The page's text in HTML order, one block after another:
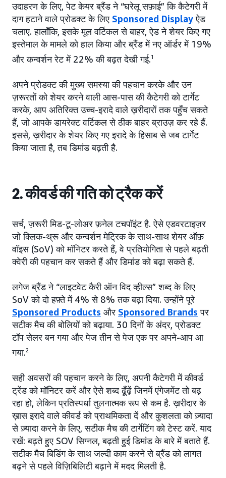
उदाहरण के लिए, पेट केयर ब्रैंड ने “घरेलू सफ़ाई” कि कैटेगरी में
दाग हटाने वाले प्रोडक्ट के लिए Sponsored Displayऐड
चलाए. हालाँकि, इसके मूल वर्टिकल से बाहर, ऐड ने शेयर किए गए
इस्तेमाल के मामले को हाल किया और ब्रैंड में नए ऑर्डर में 19%
और कन्वर्शन रेट में 22% की बढ़त देखी गई.1
अपने प्रोडक्ट की मुख्य समस्या की पहचान करके और उन
ज़रूरतों को शेयर करने वाली आस-पास की कैटेगरी को टार्गेट
करके, आप अतिरिक्त उच्च-इरादे वाले ख़रीदारों तक पहुँच सकते
हैं, जो आपके डायरेक्ट वर्टिकल से ठीक बाहर ब्राउज़ कर रहे हैं.
इससे, ख़रीदार के शेयर किए गए इरादे के हिसाब से जब टार्गेट
किया जाता है, तब डिमांड बढ़ती है.
2. कीवर्ड की गति को ट्रैक करें
सर्च, ज़रूरी मिड-टू-लोअर फ़नेल टचपॉइंट है. ऐसे एडवरटाइज़र
जो क्लिक-थ्रू और कन्वर्शन मेट्रिक के साथ-साथ शेयर ऑफ़
वॉइस (SoV) को मॉनिटर करते हैं, वे प्रतियोगिता से पहले बढ़ती
क्वेरी की पहचान कर सकते हैं और डिमांड को बढ़ा सकते हैं.
लगेज ब्रैंड ने “लाइटवेट कैरी ऑन विद व्हील्स” शब्द के लिए
SoV को दो हफ़्ते में 4% से 8% तक बढ़ा दिया. उन्होंने पूरे
Sponsored Products और Sponsored Brands पर
सटीक मैच की बोलियों को बढ़ाया. 30 दिनों के अंदर, प्रोडक्ट
टॉप सेलर बन गया और पेज तीन से पेज एक पर अपने-आप आ
गया.2
सही अवसरों की पहचान करने के लिए, अपनी कैटेगरी में कीवर्ड
ट्रेंड को मॉनिटर करें और ऐसे शब्द ढूँढ़ें जिनमें एंगेजमेंट तो बढ़
रहा हो, लेकिन प्रतिस्पर्धा तुलनात्मक रूप से कम है. ख़रीदार के
ख़ास इरादे वाले कीवर्ड को प्राथमिकता दें और कुशलता को ज़्यादा
से ज़्यादा करने के लिए, सटीक मैच की टार्गेटिंग को टेस्ट करें. याद
रखें: बढ़ते हुए SOV सिग्नल, बढ़ती हुई डिमांड के बारे में बताते हैं.
सटीक मैच बिडिंग के साथ जल्दी काम करने से ब्रैंड को लागत
बढ़ने से पहले विज़िबिलिटी बढ़ाने में मदद मिलती है.